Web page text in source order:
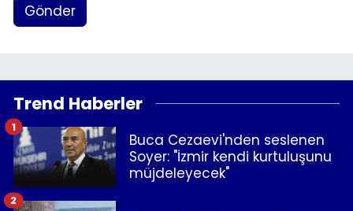
Gönder
Trend Haberler
Buca Cezaevi'nden seslenen
Soyer: "İzmir kendi kurtuluşunu
müjdeleyecek"
1
2